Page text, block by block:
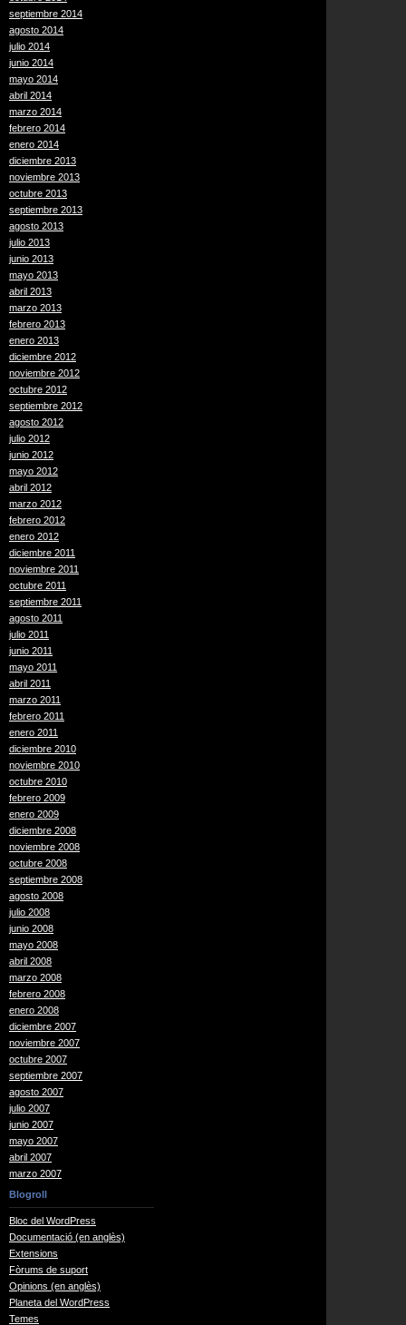
septiembre 2014
agosto 2014
julio 2014
junio 2014
mayo 2014
abril 2014
marzo 2014
febrero 2014
enero 2014
diciembre 2013
noviembre 2013
octubre 2013
septiembre 2013
agosto 2013
julio 2013
junio 2013
mayo 2013
abril 2013
marzo 2013
febrero 2013
enero 2013
diciembre 2012
noviembre 2012
octubre 2012
septiembre 2012
agosto 2012
julio 2012
junio 2012
mayo 2012
abril 2012
marzo 2012
febrero 2012
enero 2012
diciembre 2011
noviembre 2011
octubre 2011
septiembre 2011
agosto 2011
julio 2011
junio 2011
mayo 2011
abril 2011
marzo 2011
febrero 2011
enero 2011
diciembre 2010
noviembre 2010
octubre 2010
febrero 2009
enero 2009
diciembre 2008
noviembre 2008
octubre 2008
septiembre 2008
agosto 2008
julio 2008
junio 2008
mayo 2008
abril 2008
marzo 2008
febrero 2008
enero 2008
diciembre 2007
noviembre 2007
octubre 2007
septiembre 2007
agosto 2007
julio 2007
junio 2007
mayo 2007
abril 2007
marzo 2007
Blogroll
Bloc del WordPress
Documentació (en anglès)
Extensions
Fòrums de suport
Opinions (en anglès)
Planeta del WordPress
Temes